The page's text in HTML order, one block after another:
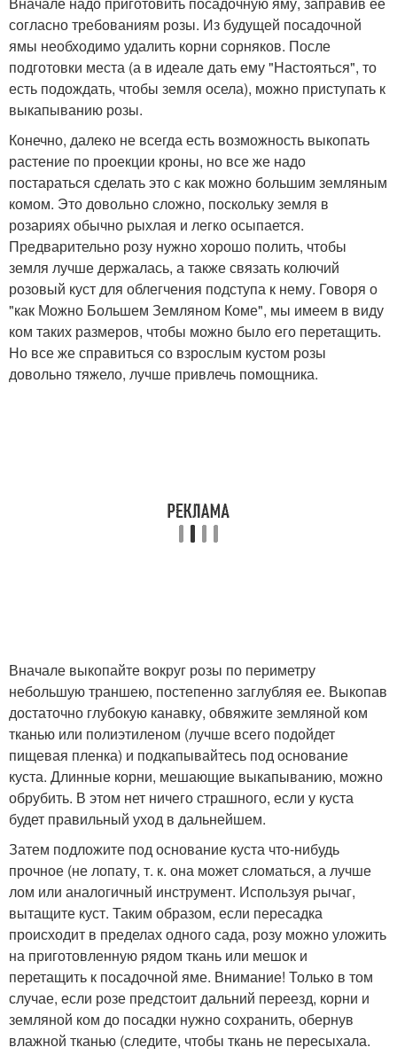
согласно требованиям розы. Из будущей посадочной
ямы необходимо удалить корни сорняков. После
подготовки места (а в идеале дать ему "Настояться", то
есть подождать, чтобы земля осела), можно приступать к
выкапыванию розы.
Конечно, далеко не всегда есть возможность выкопать
растение по проекции кроны, но все же надо
постараться сделать это с как можно большим земляным
комом. Это довольно сложно, поскольку земля в
розариях обычно рыхлая и легко осыпается.
Предварительно розу нужно хорошо полить, чтобы
земля лучше держалась, а также связать колючий
розовый куст для облегчения подступа к нему. Говоря о
"как Можно Большем Земляном Коме", мы имеем в виду
ком таких размеров, чтобы можно было его перетащить.
Но все же справиться со взрослым кустом розы
довольно тяжело, лучше привлечь помощника.
Вначале выкопайте вокруг розы по периметру
небольшую траншею, постепенно заглубляя ее. Выкопав
достаточно глубокую канавку, обвяжите земляной ком
тканью или полиэтиленом (лучше всего подойдет
пищевая пленка) и подкапывайтесь под основание
куста. Длинные корни, мешающие выкапыванию, можно
обрубить. В этом нет ничего страшного, если у куста
будет правильный уход в дальнейшем.
Затем подложите под основание куста что-нибудь
прочное (не лопату, т. к. она может сломаться, а лучше
лом или аналогичный инструмент. Используя рычаг,
вытащите куст. Таким образом, если пересадка
происходит в пределах одного сада, розу можно уложить
на приготовленную рядом ткань или мешок и
перетащить к посадочной яме. Внимание! Только в том
случае, если розе предстоит дальний переезд, корни и
земляной ком до посадки нужно сохранить, обернув
влажной тканью (следите, чтобы ткань не пересыхала.